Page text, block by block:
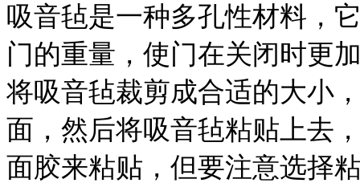
吸音毡是一种多孔性材料，
门的重量，使门在关闭时更
将吸音毡裁剪成合适的大小
面，然后将吸音毡粘贴上去
面胶来粘贴，但要注意选择